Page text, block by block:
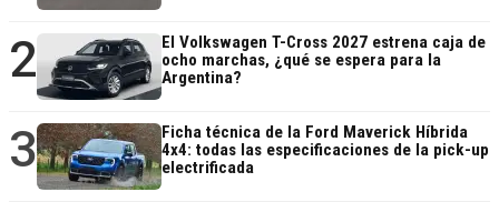
2
El Volkswagen T-Cross 2027 estrena caja de
ocho marchas, ¿qué se espera para la
Argentina?
3
Ficha técnica de la Ford Maverick Híbrida
4x4: todas las especificaciones de la pick-up
electrificada